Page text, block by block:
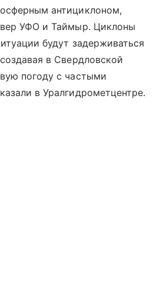
антициклоном,
УФО и Таймыр. Циклоны
будут задерживаться
в Свердловской
погоду с частыми
в Уралгидрометцентре.